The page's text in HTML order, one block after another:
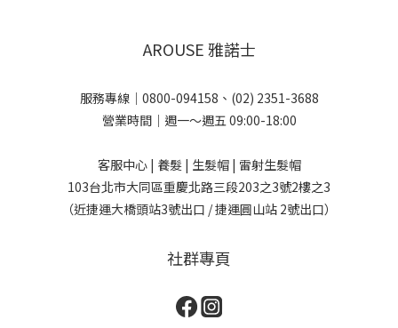
AROUSE 雅諾士
服務專線｜0800-094158、(02) 2351-3688
營業時間｜週一～週五 09:00-18:00
客服中心 | 養髮 | 生髮帽 | 雷射生髮帽
103台北市大同區重慶北路三段203之3號2樓之3
（近捷運大橋頭站3號出口 / 捷運圓山站 2號出口）
社群專頁